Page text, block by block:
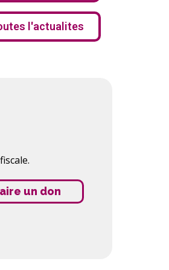
l'actualites
un don